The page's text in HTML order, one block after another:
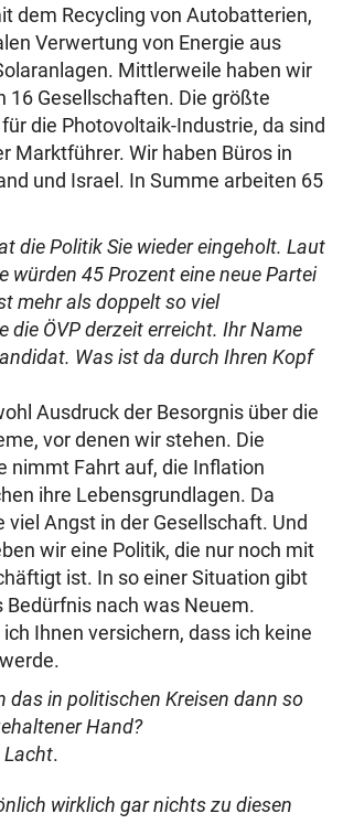
dem Recycling von Autobatterien,
Verwertung von Energie aus
Mittlerweile haben wir
16 Gesellschaften. Die größte
die Photovoltaik-Industrie, da sind
Marktführer. Wir haben Büros in
und Israel. In Summe arbeiten 65
die Politik Sie wieder eingeholt. Laut
würden 45 Prozent eine neue Partei
mehr als doppelt so viel
die ÖVP derzeit erreicht. Ihr Name
Was ist da durch Ihren Kopf
Ausdruck der Besorgnis über die
vor denen wir stehen. Die
nimmt Fahrt auf, die Inflation
ihre Lebensgrundlagen. Da
Angst in der Gesellschaft. Und
wir eine Politik, die nur noch mit
ist. In so einer Situation gibt
Bedürfnis nach was Neuem.
Ihnen versichern, dass ich keine
das in politischen Kreisen dann so
Hand?
Lacht.
wirklich gar nichts zu diesen